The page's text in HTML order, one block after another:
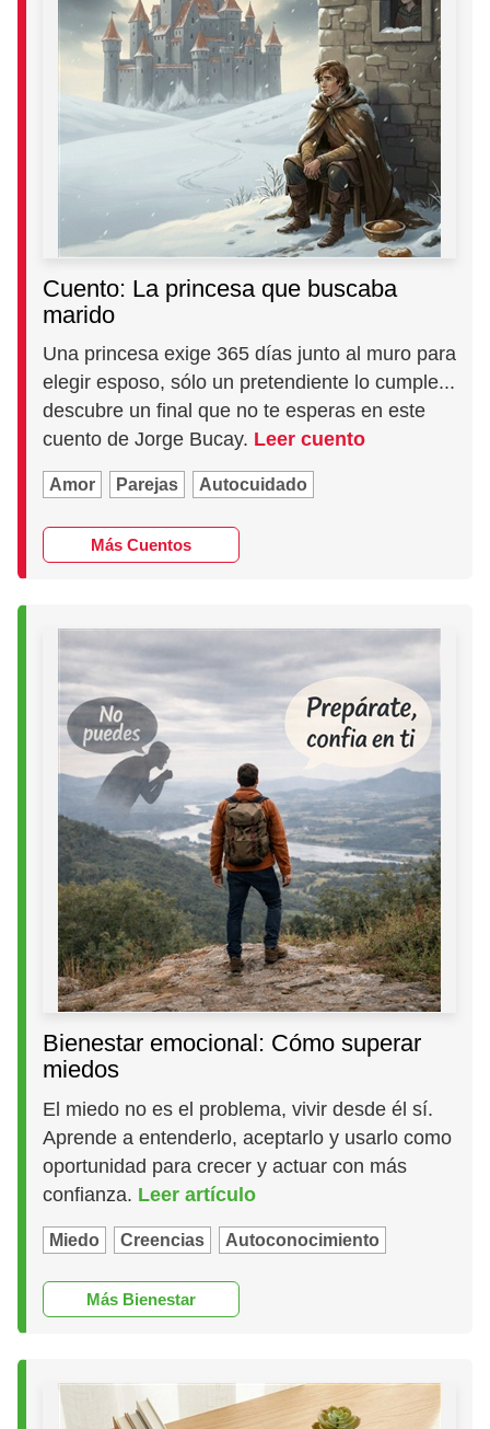
Cuento: La princesa que buscaba
marido
Una princesa exige 365 días junto al muro para
elegir esposo, sólo un pretendiente lo cumple...
descubre un final que no te esperas en este
cuento de Jorge Bucay. Leer cuento
Amor Parejas Autocuidado
Más Cuentos
Bienestar emocional: Cómo superar
miedos
El miedo no es el problema, vivir desde él sí.
Aprende a entenderlo, aceptarlo y usarlo como
oportunidad para crecer y actuar con más
confianza. Leer artículo
Miedo Creencias Autoconocimiento
Más Bienestar